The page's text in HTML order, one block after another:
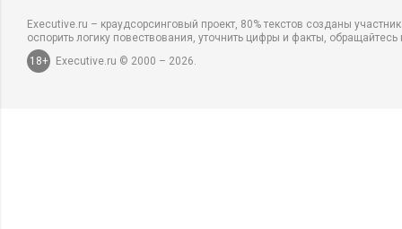
Executive.ru – краудсорсинговый проект, 80% текстов созданы
оспорить логику повествования, уточнить цифры и факты,
18+
Executive.ru © 2000 – 2026.